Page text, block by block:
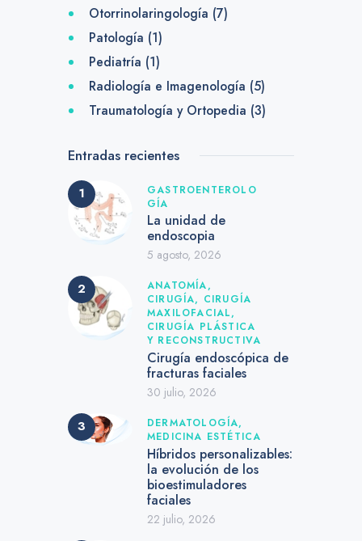
Otorrinolaringología (7)
Patología (1)
Pediatría (1)
Radiología e Imagenología (5)
Traumatología y Ortopedia (3)
Entradas recientes
GASTROENTEROLO
GÍA
La unidad de
endoscopia
5 agosto, 2026
ANATOMÍA,
CIRUGÍA, CIRUGÍA
MAXILOFACIAL,
CIRUGÍA PLÁSTICA
Y RECONSTRUCTIVA
Cirugía endoscópica de
fracturas faciales
30 julio, 2026
DERMATOLOGÍA,
MEDICINA ESTÉTICA
Híbridos personalizables:
la evolución de los
bioestimuladores
faciales
22 julio, 2026